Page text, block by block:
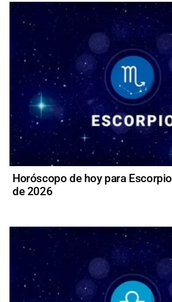
Horóscopo de hoy para
de 2026